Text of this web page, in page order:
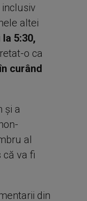
altei
5:30,
o ca
curând
şi a
al
va fi
din